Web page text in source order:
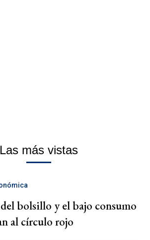
Las más vistas
bolsillo y el bajo consumo
al círculo rojo